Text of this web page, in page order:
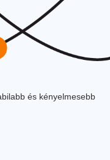
és kényelmesebb